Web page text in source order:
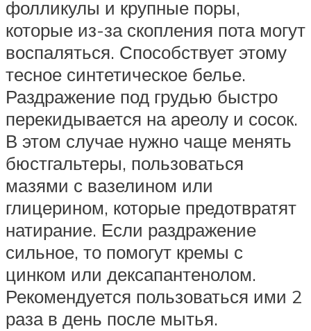
фолликулы и крупные поры,
которые из-за скопления пота могут
воспаляться. Способствует этому
тесное синтетическое белье.
Раздражение под грудью быстро
перекидывается на ареолу и сосок.
В этом случае нужно чаще менять
бюстгальтеры, пользоваться
мазями с вазелином или
глицерином, которые предотвратят
натирание. Если раздражение
сильное, то помогут кремы с
цинком или дексапантенолом.
Рекомендуется пользоваться ими 2
раза в день после мытья.